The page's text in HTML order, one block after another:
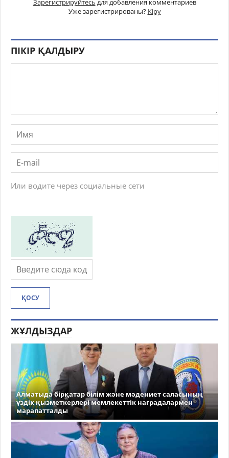
Зарегистрируйтесь для добавления комментариев
Уже зарегистрированы? Кіру
ПІКІР ҚАЛДЫРУ
Или водите через социальные сети
ҚОСУ
ЖҰЛДЫЗДАР
Алматыда бірқатар білім және мәдениет саласының
үздік қызметкерлері мемлекеттік наградалармен
марапатталды